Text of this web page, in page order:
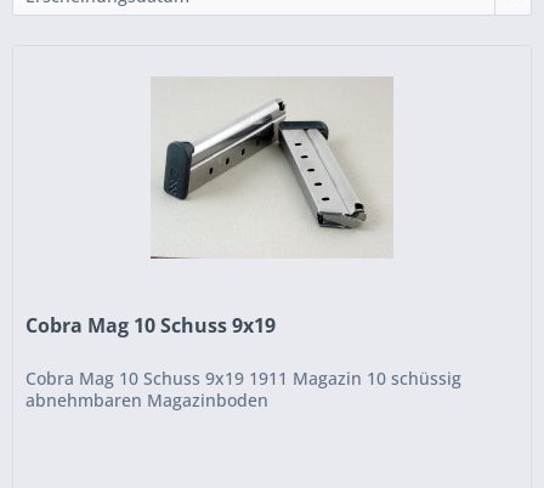
Cobra Mag 10 Schuss 9x19
Cobra Mag 10 Schuss 9x19 1911 Magazin 10 schüssig
abnehmbaren Magazinboden